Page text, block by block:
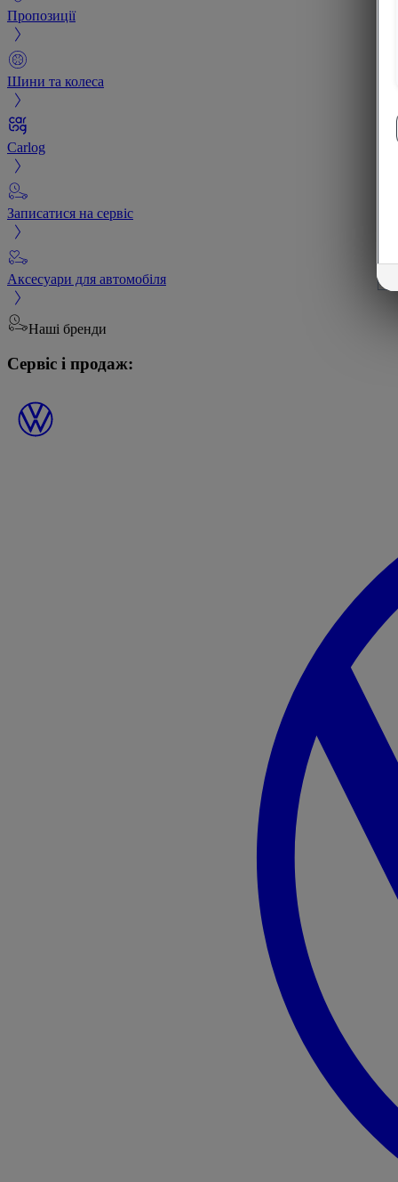
Пропозиції
Шини та колеса
Carlog
Записатися на сервіс
Аксесуари для автомобіля
Наші бренди
Сервіс і продаж: